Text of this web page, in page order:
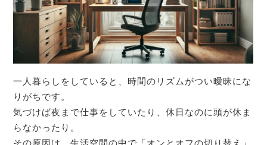
一人暮らしをしていると、時間のリズムがつい曖昧にな
りがちです。
気づけば夜まで仕事をしていたり、休日なのに頭が休ま
らなかったり。
その原因は、生活空間の中で「オンとオフの切り替え」